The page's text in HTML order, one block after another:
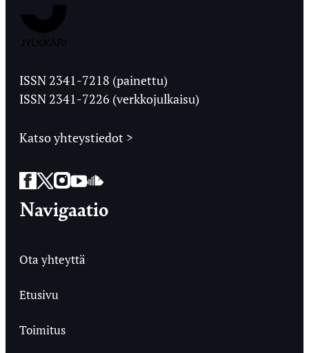
Ylioppilaslehti
ISSN 2341-7218 (painettu)
ISSN 2341-7226 (verkkojulkaisu)
Katso yhteystiedot >
Facebook
Twitter
Instagram
YouTube
SoundCloud
Navigaatio
Ota yhteyttä
Etusivu
Toimitus